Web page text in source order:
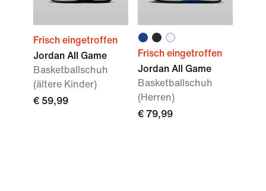
Frisch eingetroffen
Jordan All Game
Basketballschuh
(ältere Kinder)
€ 59,99
Frisch eingetroffen
Jordan All Game
Basketballschuh
(Herren)
€ 79,99